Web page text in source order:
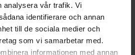
analysera vår trafik. Vi
identifierare och annan
till de sociala medier och
som vi samarbetar med.
informationen med annan